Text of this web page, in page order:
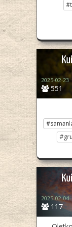
551
2025-02-23
117
2025-02-04